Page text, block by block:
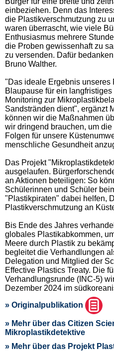
einbeziehen. Denn das
die Plastikverschmutzung zu
waren überrascht, wie viele
Enthusiasmus mehrere
die Proben gewissenhaft zu
zu versenden. Dafür
Bruno Walther.
"Das ideale Ergebnis unseres
Blaupause für ein
Monitoring zur
Sandstränden dient", ergänzt
können wir die Maßnahmen
wir dringend brauchen, um
Folgen für unsere
menschliche Gesundheit
Das Projekt
ausgelaufen.
an Aktionen beteiligen: So
Schülerinnen und Schüler
"Plastikpiraten" dabei helfen,
Plastikverschmutzung an
Bis Ende des Jahres
globales Plastikabkommen,
Meere durch Plastik zu
begleitet die Verhandlungen
Delegation und Mitglied der
Effective Plastics Treaty. Die
Verhandlungsrunde (INC-5)
Dezember 2024 im
» Originalpublikation
» Mehr über das Citizen
Mikroplastikdetektive
» Mehr über das Projekt